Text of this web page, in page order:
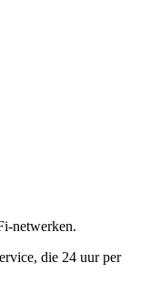
netwerken.
die 24 uur per